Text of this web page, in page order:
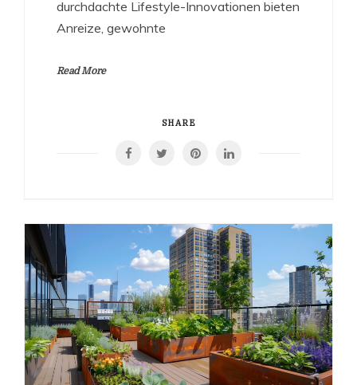
durchdachte Lifestyle-Innovationen bieten
Anreize, gewohnte
Read More
SHARE